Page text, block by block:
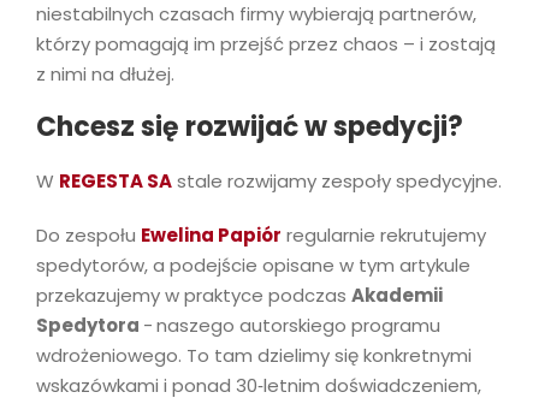
niestabilnych czasach firmy wybierają partnerów,
którzy pomagają im przejść przez chaos – i zostają
z nimi na dłużej.
Chcesz się rozwijać w spedycji?
W REGESTA SAstale rozwijamy zespoły spedycyjne.
Do zespołu Ewelina Papiór regularnie rekrutujemy
spedytorów, a podejście opisane w tym artykule
przekazujemy w praktyce podczas Akademii
Spedytora -naszego autorskiego programu
wdrożeniowego. To tam dzielimy się konkretnymi
wskazówkami i ponad 30‑letnim doświadczeniem,